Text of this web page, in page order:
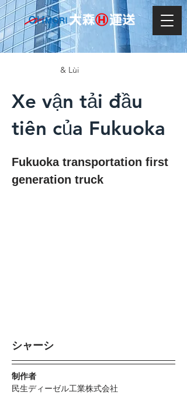
& Lùi
Xe vận tải đầu
tiên của Fukuoka
Fukuoka transportation first
generation truck
シャーシ
制作者
民生ディーゼル工業株式会社